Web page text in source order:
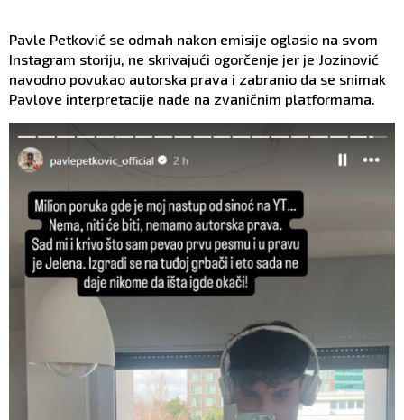
Pavle Petković se odmah nakon emisije oglasio na svom
Instagram storiju, ne skrivajući ogorčenje jer je Jozinović
navodno povukao autorska prava i zabranio da se snimak
Pavlove interpretacije nađe na zvaničnim platformama.